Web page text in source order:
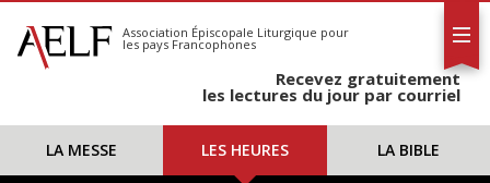
S'abonner
Calendrier
Association Épiscopale Liturgique pour
les pays Francophones
Recevez gratuitement
les lectures du jour par courriel
LA MESSE LES HEURES LA BIBLE